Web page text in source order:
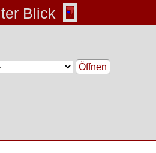
Blick
Öffnen